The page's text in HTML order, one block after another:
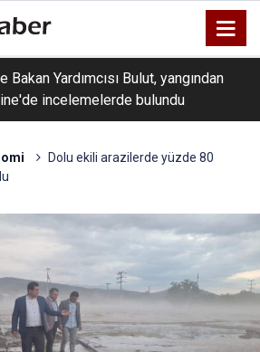
Bakan Yardımcısı Bulut, yangından
incelemelerde bulundu
Dolu ekili arazilerde yüzde 80